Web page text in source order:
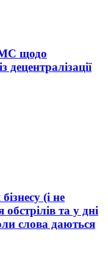
щодо
децентралізації
(і не
та у дні
слова даються